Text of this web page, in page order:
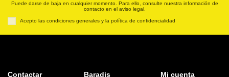
Puede darse de baja en cualquier momento. Para ello, consulte nuestra información de
contacto en el aviso legal.
Acepto las condiciones generales y la política de confidencialidad
Contactar Baradis Mi cuenta